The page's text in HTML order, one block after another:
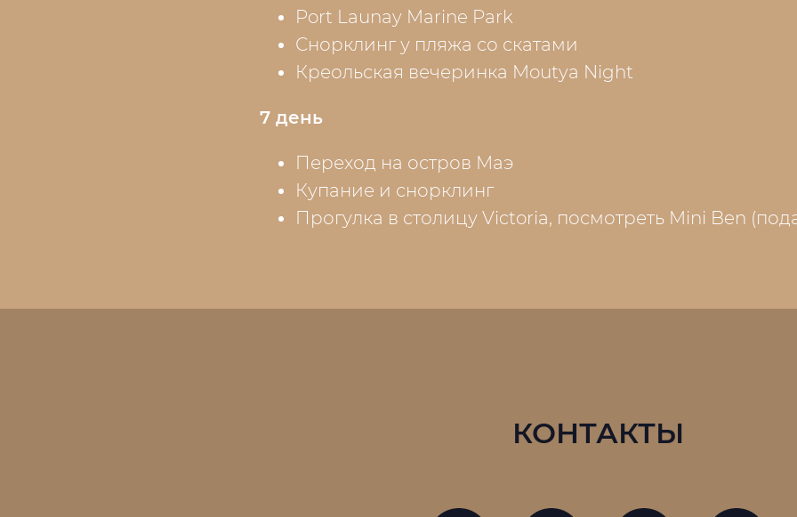
Port Launay Marine Park
Снорклинг у пляжа со скатами
Креольская вечеринка Moutya Night
7 день
Переход на остров Маэ
Купание и снорклинг
Прогулка в столицу Victoria, посмотреть Mini Ben
КОНТАКТЫ